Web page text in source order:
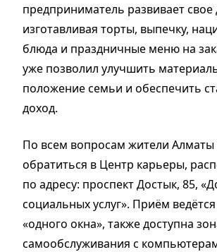
предприниматель развивает свое
изготавливая торты, выпечку,
блюда и праздничные меню на
уже позволил улучшить
положение семьи и обеспечить
доход.
По всем вопросам жители Алматы
обратиться в Центр карьеры,
по адресу: проспект Достык, 85,
социальных услуг». Приём
«одного окна», также доступна
самообслуживания с